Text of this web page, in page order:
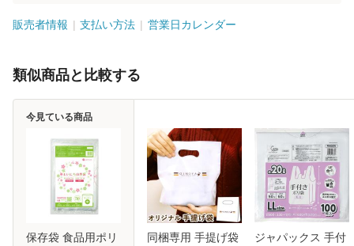
販売者情報 支払い方法 営業日カレンダー
類似商品と比較する
保存袋 食品用ポリ
今見ている商品
同梱専用 手提げ袋
ジャパックス 手付